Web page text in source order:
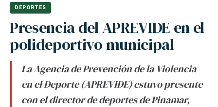
DEPORTES
Presencia del APREVIDE en el
polideportivo municipal
La Agencia de Prevención de la Violencia
en el Deporte (APREVIDE) estuvo presente
con el director de deportes de Pinamar,